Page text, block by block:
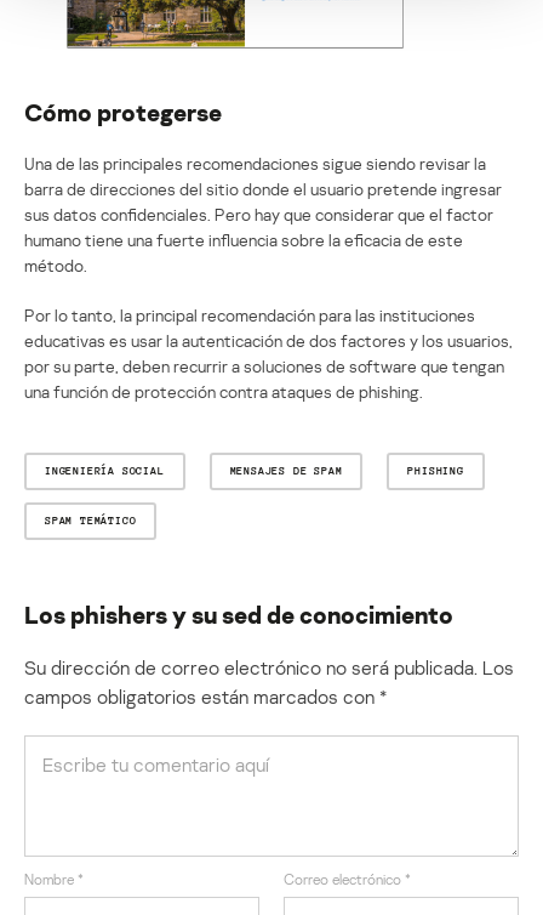
Cómo protegerse
Una de las principales recomendaciones sigue siendo revisar la
barra de direcciones del sitio donde el usuario pretende ingresar
sus datos confidenciales. Pero hay que considerar que el factor
humano tiene una fuerte influencia sobre la eficacia de este
método.
Por lo tanto, la principal recomendación para las instituciones
educativas es usar la autenticación de dos factores y los usuarios,
por su parte, deben recurrir a soluciones de software que tengan
una función de protección contra ataques de phishing.
INGENIERÍA SOCIAL MENSAJES DE SPAM PHISHING
SPAM TEMÁTICO
Los phishers y su sed de conocimiento
Su dirección de correo electrónico no será publicada. Los
campos obligatorios están marcados con *
Nombre * Correo electrónico *